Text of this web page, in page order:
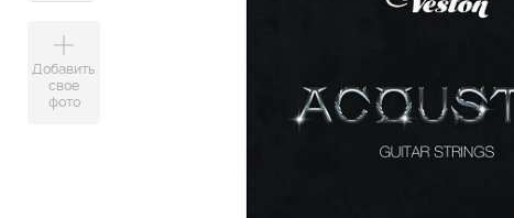
Добавить
свое
фото